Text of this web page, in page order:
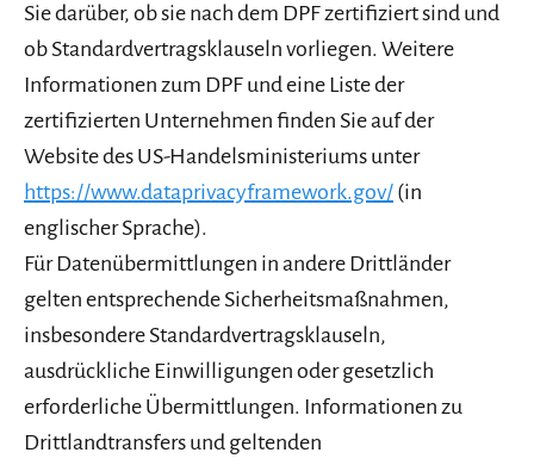
Sie darüber, ob sie nach dem DPF zertifiziert sind und
ob Standardvertragsklauseln vorliegen. Weitere
Informationen zum DPF und eine Liste der
zertifizierten Unternehmen finden Sie auf der
Website des US-Handelsministeriums unter
https://www.dataprivacyframework.gov/ (in
englischer Sprache).
Für Datenübermittlungen in andere Drittländer
gelten entsprechende Sicherheitsmaßnahmen,
insbesondere Standardvertragsklauseln,
ausdrückliche Einwilligungen oder gesetzlich
erforderliche Übermittlungen. Informationen zu
Drittlandtransfers und geltenden